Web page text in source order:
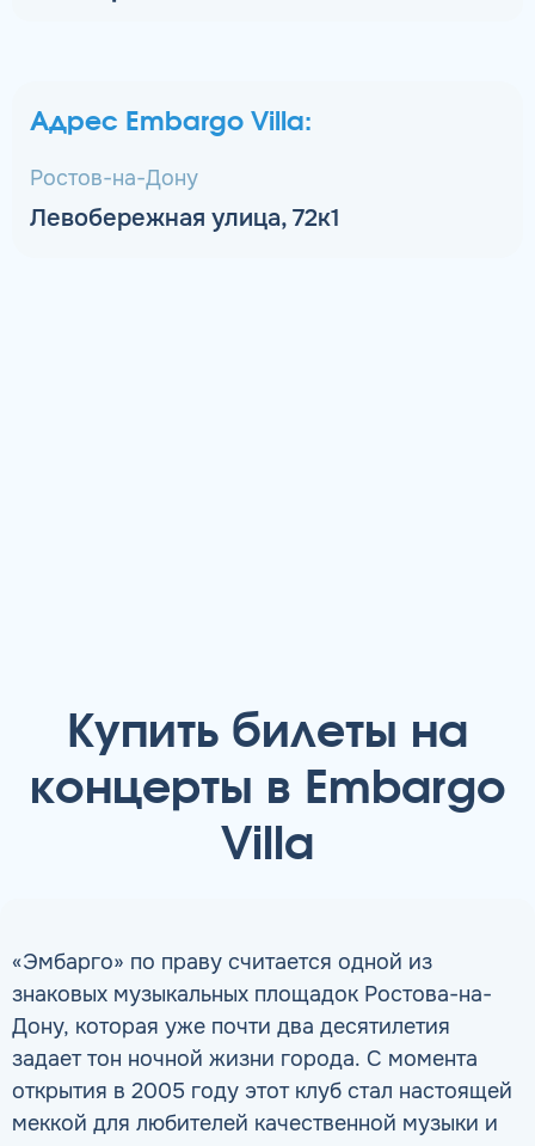
Адрес Embargo Villa:
Ростов-на-Дону
Левобережная улица, 72к1
Купить билеты на
концерты в Embargo
Villa
«Эмбарго» по праву считается одной из
знаковых музыкальных площадок Ростова-на-
Дону, которая уже почти два десятилетия
задает тон ночной жизни города. С момента
открытия в 2005 году этот клуб стал настоящей
меккой для любителей качественной музыки и